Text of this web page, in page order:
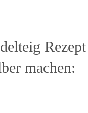
Rezept
machen: